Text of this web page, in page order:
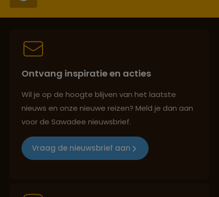
Best beoordeelde reisroutes
Groepsreizen mét indivuele vrijheid
Ontvang inspiratie en acties
Wil je op de hoogte blijven van het laatste
nieuws en onze nieuwe reizen? Meld je dan aan
voor de Sawadee nieuwsbrief.
Vraag de nieuwsbrief aan